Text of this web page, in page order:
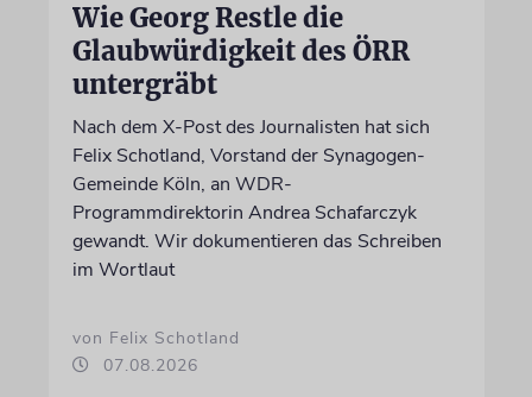
Wie Georg Restle die
Glaubwürdigkeit des ÖRR
untergräbt
Nach dem X-Post des Journalisten hat sich
Felix Schotland, Vorstand der Synagogen-
Gemeinde Köln, an WDR-
Programmdirektorin Andrea Schafarczyk
gewandt. Wir dokumentieren das Schreiben
im Wortlaut
von Felix Schotland
07.08.2026